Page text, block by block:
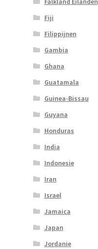
Fiji
Filippijnen
Gambia
Ghana
Guatamala
Guinea-Bissau
Guyana
Honduras
India
Indonesie
Iran
Israel
Jamaica
Japan
Jordanie